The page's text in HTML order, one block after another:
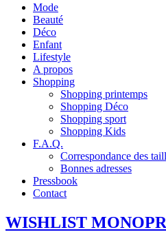
Mode
Beauté
Déco
Enfant
Lifestyle
A propos
Shopping
Shopping printemps
Shopping Déco
Shopping sport
Shopping Kids
F.A.Q.
Correspondance des
Bonnes adresses
Pressbook
Contact
WISHLIST